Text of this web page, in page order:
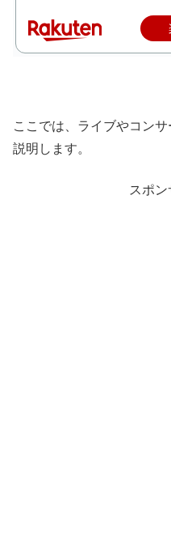
ここでは、ライブやコン
説明します。
スポン